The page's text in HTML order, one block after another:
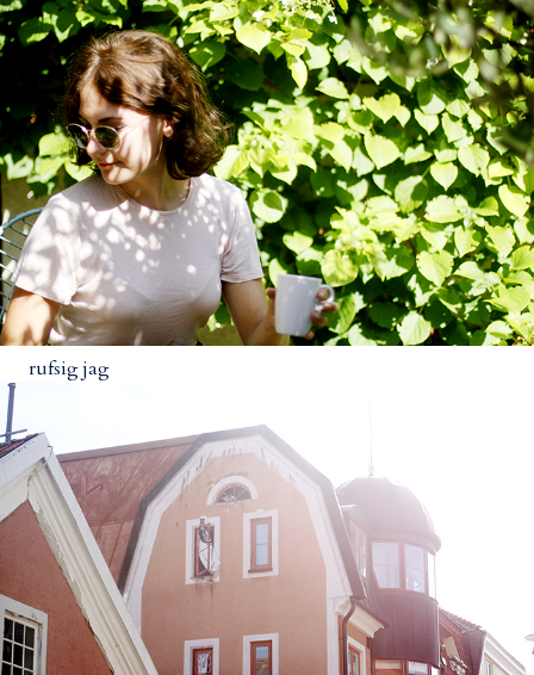
rufsig jag